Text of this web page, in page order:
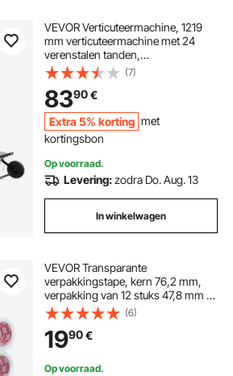
VEVOR Verticuteermachine, 1219
mm verticuteermachine met 24
verenstalen tanden,
gazonverticuteermachine voor ATV
of grasmaaier, gazonhark met
handgreep voor tuin, boerderij,
gras
(7)
8390€
Extra 5% korting met
kortingsbon
Op voorraad.
Levering:zodra Do. Aug. 13
In winkelwagen
VEVOR Transparante
verpakkingstape, kern 76,2 mm,
verpakking van 12 stuks 47,8 mm x
59,436 m Pakkettape met
dispenser, 0,068 mm sterke tape,
ideaal voor verhuizingen, opslag en
verpakking, verzending en
postverzending
(6)
1990€
Op voorraad.